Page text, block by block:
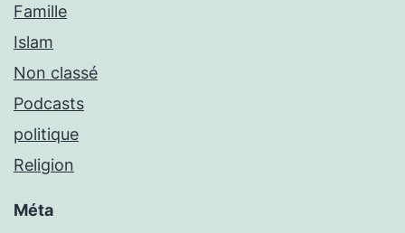
Famille
Islam
Non classé
Podcasts
politique
Religion
Méta